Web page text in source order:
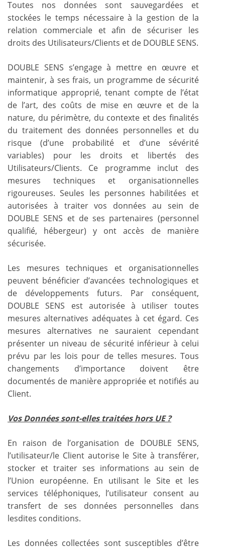
Toutes nos données sont sauvegardées et
stockées le temps nécessaire à la gestion de la
relation commerciale et afin de sécuriser les
droits des Utilisateurs/Clients et de DOUBLE SENS.
DOUBLE SENS s’engage à mettre en œuvre et
maintenir, à ses frais, un programme de sécurité
informatique approprié, tenant compte de l’état
de l’art, des coûts de mise en œuvre et de la
nature, du périmètre, du contexte et des finalités
du traitement des données personnelles et du
risque (d’une probabilité et d’une sévérité
variables) pour les droits et libertés des
Utilisateurs/Clients. Ce programme inclut des
mesures techniques et organisationnelles
rigoureuses. Seules les personnes habilitées et
autorisées à traiter vos données au sein de
DOUBLE SENS et de ses partenaires (personnel
qualifié, hébergeur) y ont accès de manière
sécurisée.
Les mesures techniques et organisationnelles
peuvent bénéficier d’avancées technologiques et
de développements futurs. Par conséquent,
DOUBLE SENS est autorisée à utiliser toutes
mesures alternatives adéquates à cet égard. Ces
mesures alternatives ne sauraient cependant
présenter un niveau de sécurité inférieur à celui
prévu par les lois pour de telles mesures. Tous
changements d’importance doivent être
documentés de manière appropriée et notifiés au
Client.
Vos Données sont-elles traitées hors UE ?
En raison de l’organisation de DOUBLE SENS,
l’utilisateur/le Client autorise le Site à transférer,
stocker et traiter ses informations au sein de
l’Union européenne. En utilisant le Site et les
services téléphoniques, l’utilisateur consent au
transfert de ses données personnelles dans
lesdites conditions.
Les données collectées sont susceptibles d’être